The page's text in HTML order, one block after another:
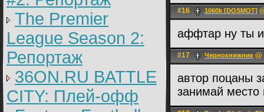
The Premier
League Season 2:
Репортаж
36ON.RU BATTLE
CITY: Плей-офф
#16 1060k [DOSMOT]
аффтар ну ты
#17 Чернокнижник @
автор поцаны
занимай